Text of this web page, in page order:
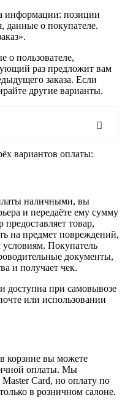
информации: позиции
данные о покупателе.
о пользователе,
раз предложит вам
заказа. Если
другие варианты.
вариантов оплаты:
наличными, вы
и передаёте ему сумму
предоставляет товар,
на предмет повреждений,
условиям. Покупатель
документы,
и получает чек.
доступна при самовывозе
или использовании
корзине вы можете
оплаты. Мы
Card, но оплату по
в розничном салоне.